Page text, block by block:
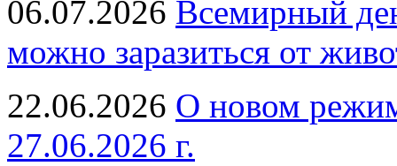
06.07.2026 Всемирный
можно заразиться от
22.06.2026 О новом
27.06.2026 г.